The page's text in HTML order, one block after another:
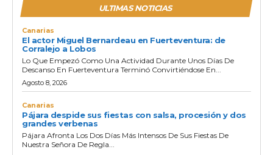
ULTIMAS NOTICIAS
Canarias
El actor Miguel Bernardeau en Fuerteventura: de
Corralejo a Lobos
Lo Que Empezó Como Una Actividad Durante Unos Días De
Descanso En Fuerteventura Terminó Convirtiéndose En...
Agosto 8, 2026
Canarias
Pájara despide sus fiestas con salsa, procesión y dos
grandes verbenas
Pájara Afronta Los Dos Días Más Intensos De Sus Fiestas De
Nuestra Señora De Regla...